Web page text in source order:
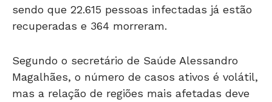
sendo que 22.615 pessoas infectadas já estão
recuperadas e 364 morreram.
Segundo o secretário de Saúde Alessandro
Magalhães, o número de casos ativos é volátil,
mas a relação de regiões mais afetadas deve